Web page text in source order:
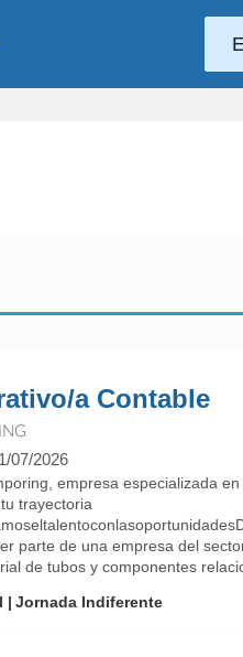
a Contable
07/2026
empresa especializada
trayectoria
parte de una empresa del
de tubos y componentes
Jornada Indiferente